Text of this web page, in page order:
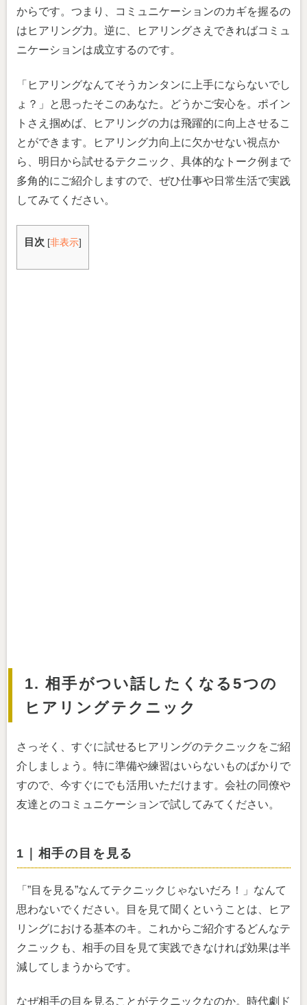
からです。つまり、コミュニケーションのカギを握るの
はヒアリング力。逆に、ヒアリングさえできればコミュ
ニケーションは成立するのです。
「ヒアリングなんてそうカンタンに上手にならないでし
ょ？」と思ったそこのあなた。どうかご安心を。ポイン
トさえ掴めば、ヒアリングの力は飛躍的に向上させるこ
とができます。ヒアリング力向上に欠かせない視点か
ら、明日から試せるテクニック、具体的なトーク例まで
多角的にご紹介しますので、ぜひ仕事や日常生活で実践
してみてください。
目次 [非表示]
1. 相手がつい話したくなる5つの
ヒアリングテクニック
さっそく、すぐに試せるヒアリングのテクニックをご紹
介しましょう。特に準備や練習はいらないものばかりで
すので、今すぐにでも活用いただけます。会社の同僚や
友達とのコミュニケーションで試してみてください。
1｜相手の目を見る
「”目を見る”なんてテクニックじゃないだろ！」なんて
思わないでください。目を見て聞くということは、ヒア
リングにおける基本のキ。これからご紹介するどんなテ
クニックも、相手の目を見て実践できなければ効果は半
減してしまうからです。
なぜ相手の目を見ることがテクニックなのか。時代劇ド